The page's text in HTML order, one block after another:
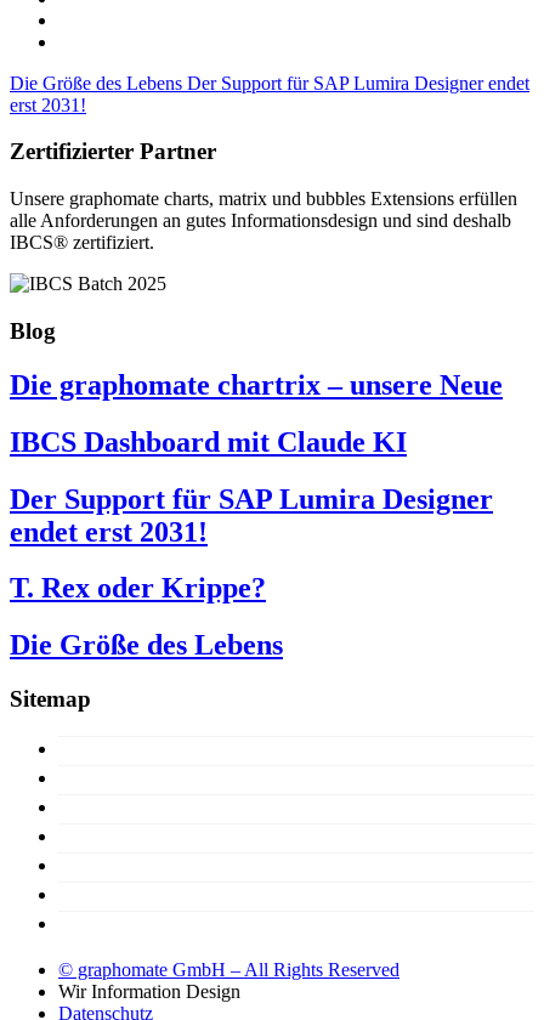
Die Größe des Lebens Der Support für SAP Lumira Designer endet
erst 2031!
Zertifizierter Partner
Unsere graphomate charts, matrix und bubbles Extensions erfüllen
alle Anforderungen an gutes Informa­tionsdesign und sind deshalb
IBCS® zertifiziert.
Blog
Die graphomate chartrix – unsere Neue
IBCS Dashboard mit Claude KI
Der Support für SAP Lumira Designer
endet erst 2031!
T. Rex oder Krippe?
Die Größe des Lebens
Sitemap
© graphomate GmbH – All Rights Reserved
Wir Information Design
Datenschutz